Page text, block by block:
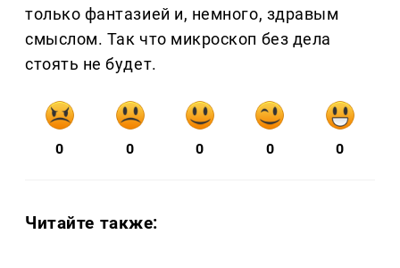
только фантазией и, немного, здравым
смыслом. Так что микроскоп без дела
стоять не будет.
0 0 0 0 0
Читайте также: